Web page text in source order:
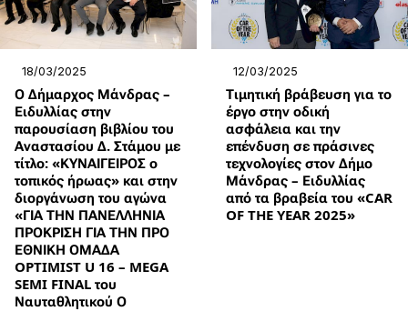
18/03/2025
Ο Δήμαρχος Μάνδρας –
Ειδυλλίας στην
παρουσίαση βιβλίου του
Αναστασίου Δ. Στάμου με
τίτλο: «ΚΥΝΑΙΓΕΙΡΟΣ ο
τοπικός ήρωας» και στην
διοργάνωση του αγώνα
«ΓΙΑ ΤΗΝ ΠΑΝΕΛΛΗΝΙΑ
ΠΡΟΚΡΙΣΗ ΓΙΑ ΤΗΝ ΠΡΟ
ΕΘΝΙΚΗ ΟΜΑΔΑ
OPTIMIST U 16 – MEGA
SEMI FINAL του
Ναυταθλητικού Ο
12/03/2025
Τιμητική βράβευση για το
έργο στην οδική
ασφάλεια και την
επένδυση σε πράσινες
τεχνολογίες στον Δήμο
Μάνδρας – Ειδυλλίας
από τα βραβεία του «CAR
OF THE YEAR 2025»